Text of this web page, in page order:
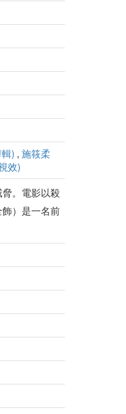
) , 施筱柔
效)
。電影以殺
）是一名前